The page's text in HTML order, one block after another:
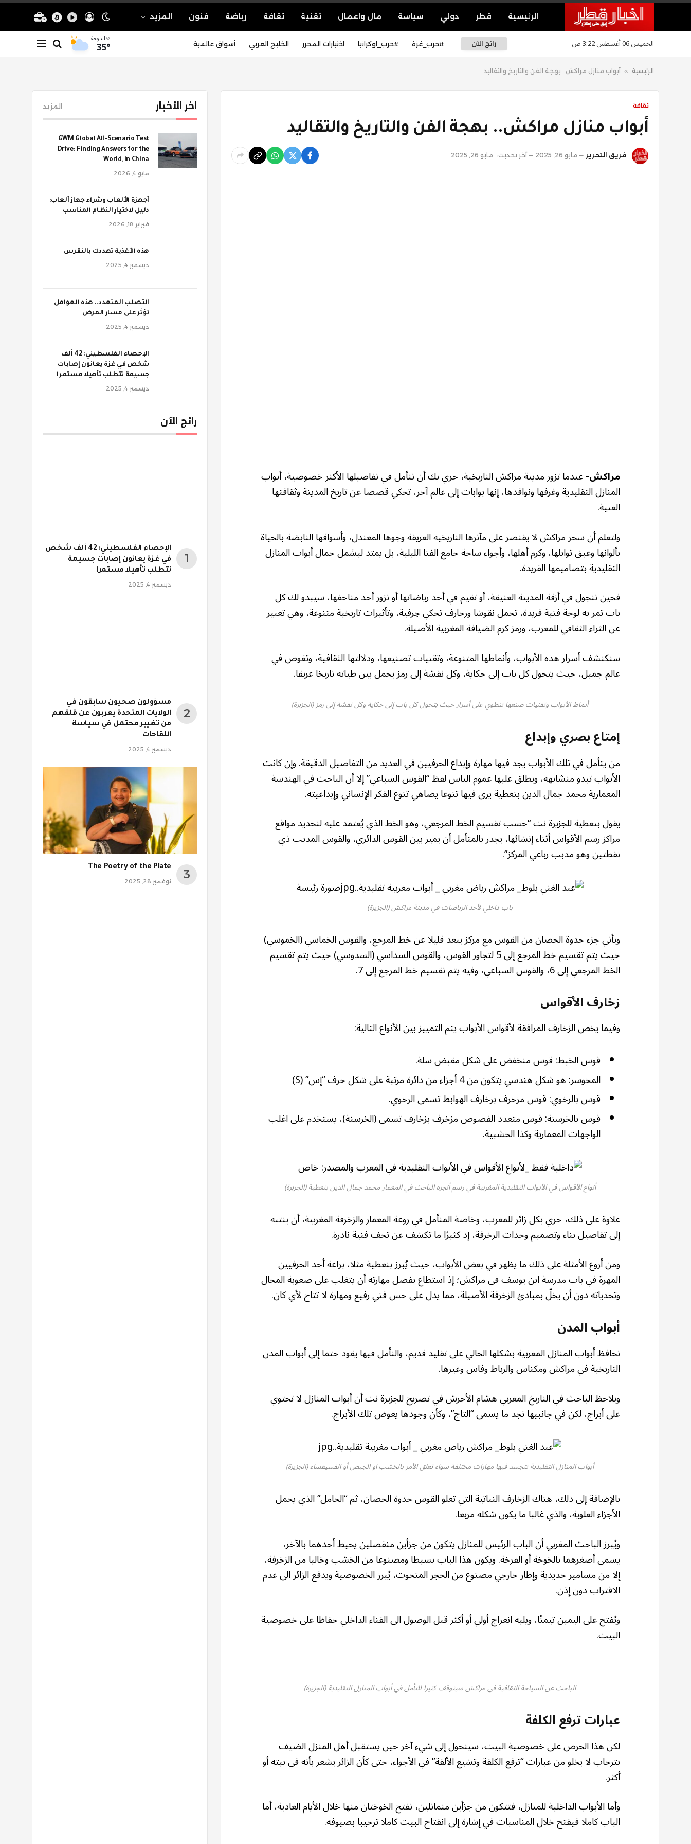
الرئيسية قطر دولي سياسة مال واعمال تقنية ثقافة رياضة فنون المزيد
الخميس 06 أغسطس 3:22 ص رائج الآن #حرب_غزة #حرب_اوكرانيا اختيارات المحرر الخليج العربي أسواق عالمية الدوحة
35°
الرئيسية » أبواب منازل مراكش.. بهجة الفن والتاريخ والتقاليد
ثقافة
أبواب منازل مراكش.. بهجة الفن والتاريخ والتقاليد
فريق التحرير مايو 26, 2025 آخر تحديث: مايو 26, 2025
مراكش-عندما تزور مدينة مراكش التاريخية، حري بك أن تتأمل في تفاصيلها الأكثر خصوصية، أبواب
المنازل التقليدية وغرفها ونوافذها، إنها بوابات إلى عالم آخر، تحكي قصصا عن تاريخ المدينة وثقافتها
الغنية.
ولتعلم أن سحر مراكش لا يقتصر على مآثرها التاريخية العريقة وجوها المعتدل، وأسواقها النابضة بالحياة
بألوانها وعبق توابلها، وكرم أهلها، وأجواء ساحة جامع الفنا الليلية، بل يمتد ليشمل جمال أبواب المنازل
التقليدية بتصاميمها الفريدة.
فحين تتجول في أزقة المدينة العتيقة، أو تقيم في أحد رياضاتها أو تزور أحد متاحفها، سيبدو لك كل
باب تمر به لوحة فنية فريدة، تحمل نقوشا وزخارف تحكي حِرفية، وتأثيرات تاريخية متنوعة، وهي تعبير
عن الثراء الثقافي للمغرب، ورمز كرم الضيافة المغربية الأصيلة.
ستكتشف أسرار هذه الأبواب، وأنماطها المتنوعة، وتقنيات تصنيعها، ودلالتها الثقافية، وتغوص في
عالم جميل، حيث يتحول كل باب إلى حكاية، وكل نقشة إلى رمز يحمل بين طياته تاريخا عريقا.
أنماط الأبواب وتقنيات صنعها تنطوي على أسرار حيث يتحول كل باب إلى حكاية وكل نقشة إلى رمز (الجزيرة)
إمتاع بصري وإبداع
من يتأمل في تلك الأبواب يجد فيها مهارة وإبداع الحرفيين في العديد من التفاصيل الدقيقة. وإن كانت
الأبواب تبدو متشابهة، ويطلق عليها عموم الناس لفظ “القوس السباعي” إلا أن الباحث في الهندسة
المعمارية محمد جمال الدين بنعطية يرى فيها تنوعا يضاهي تنوع الفكر الإنساني وإبداعيته.
يقول بنعطية للجزيرة نت “حسب تقسيم الخط المرجعي، وهو الخط الذي يُعتمد عليه لتحديد مواقع
مراكز رسم الأقواس أثناء إنشائها، يجدر بالمتأمل أن يميز بين القوس الدائري، والقوس المدبب ذي
نقطتين وهو مدبب رباعي المركز”.
باب داخلي لأحد الرياضات في مدينة مراكش (الجزيرة)
ويأتي جزء حدوة الحصان من القوس مع مركز يبعد قليلا عن خط المرجع، والقوس الخماسي (الخموسي)
حيث يتم تقسيم خط المرجع إلى 5 لتجاوز القوس، والقوس السداسي (السدوسي) حيث يتم تقسيم
الخط المرجعي إلى 6، والقوس السباعي، وفيه يتم تقسيم خط المرجع إلى 7.
زخارف الأقواس
وفيما يخص الزخارف المرافقة لأقواس الأبواب يتم التمييز بين الأنواع التالية:
قوس الخيط: قوس منخفض على شكل مقبض سلة.
المخوسر: هو شكل هندسي يتكون من 4 أجزاء من دائرة مرتبة على شكل حرف “إس” (S)
قوس بالرخوي: قوس مزخرف بزخارف الهوابط تسمى الرخوي.
قوس بالخرسنة: قوس متعدد الفصوص مزخرف بزخارف تسمى (الخرسنة)، يستخدم على اغلب
الواجهات المعمارية وكذا الخشبية.
أنواع الأقواس في الأبواب التقليدية المغربية في رسم أنجزه الباحث في المعمار محمد جمال الدين بنعطية (الجزيرة)
علاوة على ذلك، حري بكل زائر للمغرب، وخاصة المتأمل في روعة المعمار والزخرفة المغربية، أن ينتبه
إلى تفاصيل بناء وتصميم وحدات الزخرفة، إذ كثيرًا ما تكشف عن تحف فنية نادرة.
ومن أروع الأمثلة على ذلك ما يظهر في بعض الأبواب، حيث يُبرز بنعطية مثلا، براعة أحد الحرفيين
المهرة في باب مدرسة ابن يوسف في مراكش؛ إذ استطاع بفضل مهارته أن يتغلب على صعوبة المجال
وتحدياته دون أن يخلّ بمبادئ الزخرفة الأصيلة، مما يدل على حس فني رفيع ومهارة لا تتاح لأي كان.
أبواب المدن
تحافظ أبواب المنازل المغربية بشكلها الحالي على تقليد قديم، والتأمل فيها يقود حتما إلى أبواب المدن
التاريخية في مراكش ومكناس والرباط وفاس وغيرها.
ويلاحظ الباحث في التاريخ المغربي هشام الأحرش في تصريح للجزيرة نت أن أبواب المنازل لا تحتوي
على أبراج، لكن في جانبيها نجد ما يسمى “التاج”، وكأن وجودها يعوض تلك الأبراج.
أبواب المنازل التقليدية تتجسد فيها مهارات مختلفة سواء تعلق الأمر بالخشب او الجبص أو الفسيفساء (الجزيرة)
بالإضافة إلى ذلك، هناك الزخارف النباتية التي تعلو القوس حدوة الحصان، ثم “الحامل” الذي يحمل
الأجزاء العلوية، والذي غالبا ما يكون شكله مربعا.
ويُبرز الباحث المغربي أن الباب الرئيس للمنازل يتكون من جزأين منفصلين يحيط أحدهما بالآخر،
يسمى أصغرهما بالخوخة أو الفرخة. ويكون هذا الباب بسيطا ومصنوعا من الخشب وخاليا من الزخرفة،
إلا من مسامير حديدية وإطار خارجي مصنوع من الحجر المنحوت، يُبرز الخصوصية ويدفع الزائر الى عدم
الاقتراب دون إذن.
ويُفتح على اليمين تيمنًا، ويليه انعراج أولي أو أكثر قبل الوصول الى الفناء الداخلي حفاظا على خصوصية
البيت.
الباحث عن السياحة الثقافية في مراكش سيتوقف كثيرا للتأمل في أبواب المنازل التقليدية (الجزيرة)
عبارات ترفع الكلفة
لكن هذا الحرص على خصوصية البيت، سيتحول إلى شيء آخر حين يستقبل أهل المنزل الضيف
بترحاب لا يخلو من عبارات “ترفع الكلفة وتشيع الألفة” في الأجواء، حتى كأن الزائر يشعر بأنه في بيته أو
أكثر.
وأما الأبواب الداخلية للمنازل، فتتكون من جزأين متماثلين، تفتح الخوختان منها خلال الأيام العادية، أما
الباب كاملا فيفتح خلال المناسبات في إشارة إلى انفتاح البيت كاملا ترحيبا بضيوفه.
اخر الأخبار المزيد
GWM Global All-Scenario Test
Drive: Finding Answers for the
World, in China
مايو 4, 2026
أجهزة الألعاب وشراء جهاز ألعاب:
دليل لاختيار النظام المناسب
فبراير 18, 2026
‫هذه الأغذية تهددك بالنقرس
ديسمبر 4, 2025
‫التصلب المتعدد.. هذه العوامل
تؤثر على مسار المرض
ديسمبر 4, 2025
الإحصاء الفلسطيني: 42 ألف
شخص في غزة يعانون إصابات
جسيمة تتطلب تأهيلا مستمرا
ديسمبر 4, 2025
رائج الآن
الإحصاء الفلسطيني: 42 ألف شخص
في غزة يعانون إصابات جسيمة
تتطلب تأهيلا مستمرا
ديسمبر 4, 2025
مسؤولون صحيون سابقون في
الولايات المتحدة يعربون عن قلقهم
من تغيير محتمل في سياسة
اللقاحات
ديسمبر 4, 2025
The Poetry of the Plate
نوفمبر 28, 2025